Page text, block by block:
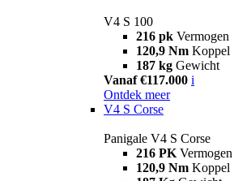
V4 S 100
216 pk Vermogen
120,9 Nm Koppel
187 kg Gewicht
Vanaf €117.000 i
Ontdek meer
V4 S Corse
Panigale V4 S Corse
216 PK Vermogen
120,9 Nm Koppel